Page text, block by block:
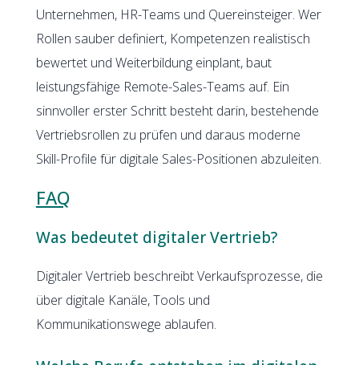
Unternehmen, HR-Teams und Quereinsteiger. Wer
Rollen sauber definiert, Kompetenzen realistisch
bewertet und Weiterbildung einplant, baut
leistungsfähige Remote-Sales-Teams auf. Ein
sinnvoller erster Schritt besteht darin, bestehende
Vertriebsrollen zu prüfen und daraus moderne
Skill-Profile für digitale Sales-Positionen abzuleiten.
FAQ
Was bedeutet digitaler Vertrieb?
Digitaler Vertrieb beschreibt Verkaufsprozesse, die
über digitale Kanäle, Tools und
Kommunikationswege ablaufen.